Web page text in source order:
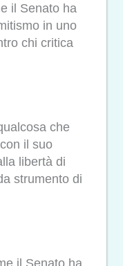
il Senato ha
in uno
chi critica
che
il suo
libertà di
strumento di